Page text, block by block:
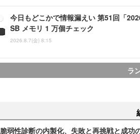
今日もどこかで情報漏えい 第51回「
SB メモリ 1 万個チェック
2026.8.7(金) 8:15
ラ
脆弱性診断の内製化、失敗と再挑戦と成功